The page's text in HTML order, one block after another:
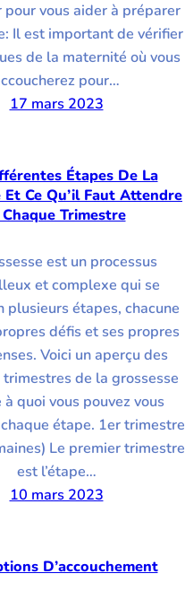
pour vous aider à préparer
Il est important de vérifier
de la maternité où vous
pour…
17 mars 2023
Étapes De La
Et Ce Qu’il Faut Attendre
Trimestre
est un processus
et complexe qui se
plusieurs étapes, chacune
défis et ses propres
Voici un aperçu des
de la grossesse
à quoi vous pouvez vous
étape. 1er trimestre
Le premier trimestre
est l’étape…
10 mars 2023
D’accouchement